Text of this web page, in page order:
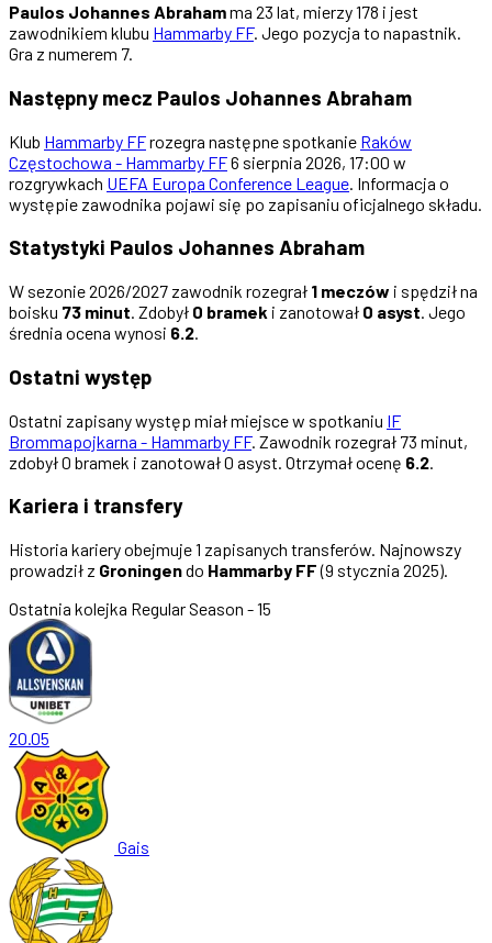
Paulos Johannes Abrahamma 23 lat, mierzy 178 i jest
zawodnikiem klubu Hammarby FF. Jego pozycja to napastnik.
Gra z numerem 7.
Następny mecz Paulos Johannes Abraham
Klub Hammarby FFrozegra następne spotkanie Raków
Częstochowa - Hammarby FF6 sierpnia 2026, 17:00 w
rozgrywkach UEFA Europa Conference League . Informacja o
występie zawodnika pojawi się po zapisaniu oficjalnego składu.
Statystyki Paulos Johannes Abraham
W sezonie 2026/2027 zawodnik rozegrał 1 meczów i spędził na
boisku 73 minut. Zdobył 0 bramek i zanotował 0 asyst. Jego
średnia ocena wynosi 6.2.
Ostatni występ
Ostatni zapisany występ miał miejsce w spotkaniu IF
Brommapojkarna - Hammarby FF. Zawodnik rozegrał 73 minut,
zdobył 0 bramek i zanotował 0 asyst. Otrzymał ocenę 6.2
Kariera i transfery
Historia kariery obejmuje 1 zapisanych transferów. Najnowszy
prowadził z Groningendo Hammarby FF(9 stycznia 2025).
Ostatnia kolejka Regular Season - 15
20.05
Gais